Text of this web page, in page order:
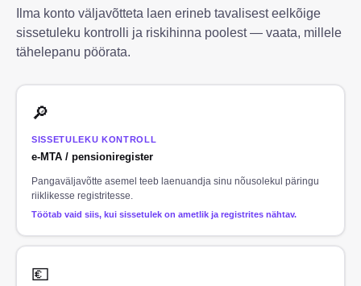
Ilma konto väljavõtteta laen erineb tavalisest eelkõige
sissetuleku kontrolli ja riskihinna poolest — vaata, millele
tähelepanu pöörata.
🔎
SISSETULEKU KONTROLL
e-MTA / pensioniregister
Pangaväljavõtte asemel teeb laenuandja sinu nõusolekul päringu
riiklikesse registritesse.
Töötab vaid siis, kui sissetulek on ametlik ja registrites nähtav.
💶